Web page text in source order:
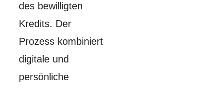
des bewilligten
Kredits. Der
Prozess kombiniert
digitale und
persönliche